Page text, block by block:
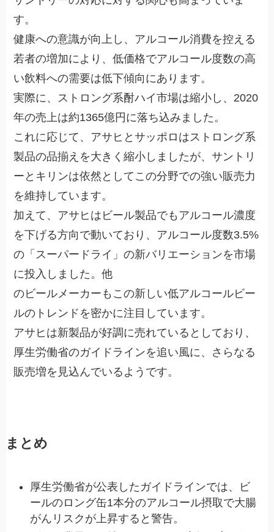
す。
健康への意識が向上し、アルコール消費を控える
若者の増加により、低価格でアルコール度数の高
い飲料への需要は低下傾向にあります。
実際に、ストロング系酎ハイ市場は縮小し、2020
年の売上は約1365億円に落ち込みました。
これに応じて、アサヒとサッポロはストロング系
製品の品揃えを大きく縮小しましたが、サントリ
ーとキリンは依然としてこの分野での強い販売力
を維持しています。
加えて、アサヒはビール製品でもアルコール濃度
を下げる方向で動いており、アルコール度数3.5%
の「スーパードライ」の新バリエーションを市場
に投入しました。他
のビールメーカーもこの新しい低アルコールビー
ルのトレンドを密かに注目しています。
アサヒは新製品が好調に売れているとしており、
厚生労働省のガイドラインを追い風に、さらなる
販売増を見込んでいるようです。
まとめ
厚生労働省が公表したガイドラインでは、ビ
ールのロング缶1本分のアルコール摂取で大腸
がんリスクが上昇すると警告。